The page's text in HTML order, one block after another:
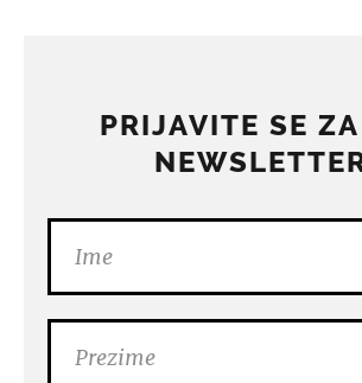
PRIJAVITE SE